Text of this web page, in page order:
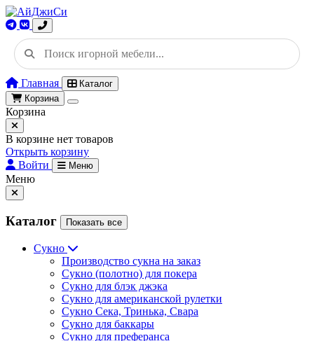
Главная
Каталог
Корзина
Корзина
В корзине нет товаров
Открыть корзину
Войти
Меню
Меню
Каталог Показать все
Сукно
Производство сукна на заказ
Сукно (полотно) для покера
Сукно для блэк джэка
Сукно для американской рулетки
Сукно Сека, Тринька, Свара
Сукно для баккары
Сукно для преферанса